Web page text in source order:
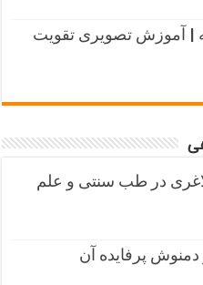
| آموزش تصویری تقویت
در طب سنتی و علم
پرفایده آن